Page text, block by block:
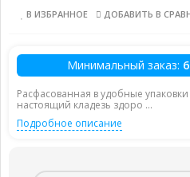
В ИЗБРАННОЕ ДОБАВИТЬ В
Минимальный заказ:
Расфасованная в удобные
настоящий кладезь здоро ...
Подробное описание